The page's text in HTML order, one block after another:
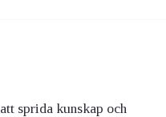
sprida kunskap och